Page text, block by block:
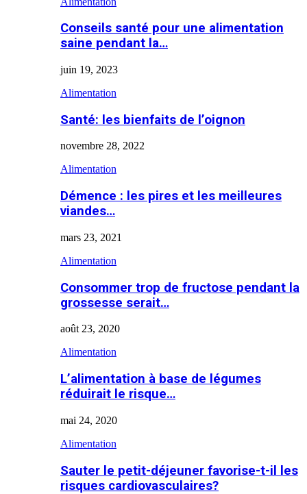
Conseils santé pour une alimentation
saine pendant la…
juin 19, 2023
Alimentation
Santé: les bienfaits de l’oignon
novembre 28, 2022
Alimentation
Démence : les pires et les meilleures
viandes…
mars 23, 2021
Alimentation
Consommer trop de fructose pendant la
grossesse serait…
août 23, 2020
Alimentation
L’alimentation à base de légumes
réduirait le risque…
mai 24, 2020
Alimentation
Sauter le petit-déjeuner favorise-t-il les
risques cardiovasculaires?